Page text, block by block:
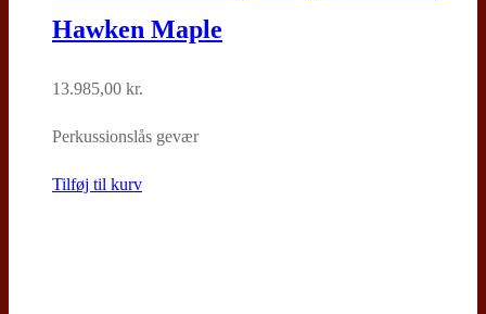
Hawken Maple
13.985,00 kr.
Perkussionslås gevær
Tilføj til kurv